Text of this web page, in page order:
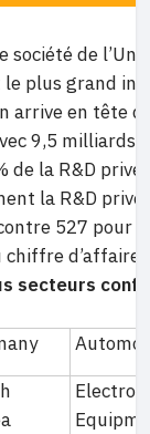
de
plus grand
arrive en tête
9,5 milliards
la R&D
la R&D
527 pour
chiffre
secteurs